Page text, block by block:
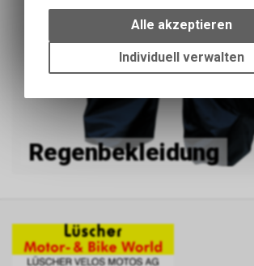
Regenbekleidung
bestimmte
Einstellungen auf Ihrem
um die grundlegenden
Funktionen unseres
des Warenkorbs, zu
ermöglichen. Bitte
dass die gespeicherten
keinerlei Rückschlüsse
Alle akzeptieren
Individuell verwalten